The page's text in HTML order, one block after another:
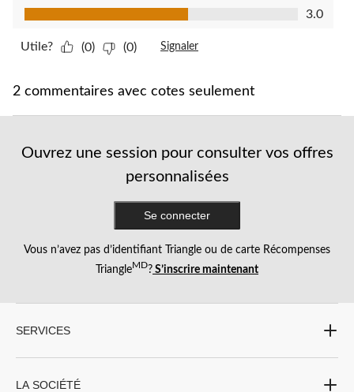
Rapport qualité-prix du produit, 3.0 sur 5
3.0
Utile? (0) (0) Signaler
2 commentaires avec cotes seulement
Ouvrez une session pour consulter vos offres
personnalisées
Se connecter
Vous n’avez pas d’identifiant Triangle ou de carte Récompenses
TriangleMD? S’inscrire maintenant
SERVICES
LA SOCIÉTÉ